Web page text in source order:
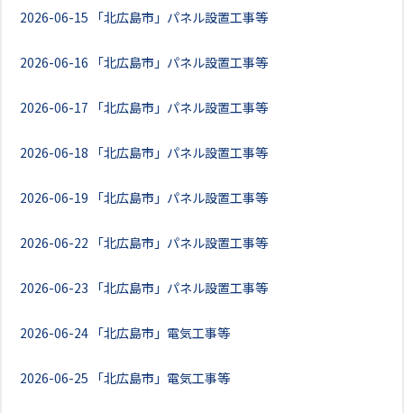
2026-06-15 「北広島市」パネル設置工事等
2026-06-16 「北広島市」パネル設置工事等
2026-06-17 「北広島市」パネル設置工事等
2026-06-18 「北広島市」パネル設置工事等
2026-06-19 「北広島市」パネル設置工事等
2026-06-22 「北広島市」パネル設置工事等
2026-06-23 「北広島市」パネル設置工事等
2026-06-24 「北広島市」電気工事等
2026-06-25 「北広島市」電気工事等